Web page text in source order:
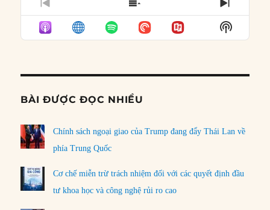
PREVIOUS
EPISODE
SHOW
EPISODES
LIST
NEXT
Show
Podcast
BÀI ĐƯỢC ĐỌC NHIỀU
Chính sách ngoại giao của Trump đang đẩy Thái Lan về
phía Trung Quốc
Cơ chế miễn trừ trách nhiệm đối với các quyết định đầu
tư khoa học và công nghệ rủi ro cao